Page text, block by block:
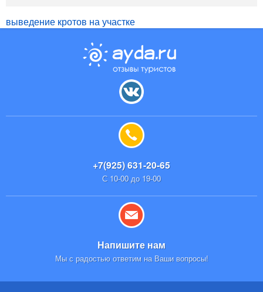
выведение кротов на участке
+7(925) 631-20-65
С 10-00 до 19-00
Напишите нам
Мы с радостью ответим на Ваши вопросы!